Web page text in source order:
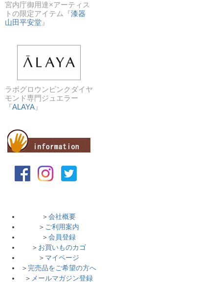
宮内庁御用達×アーティス
トの限定アイテム『漆器
山田平安堂 』
ラボグロウンピンクダイヤ
モンド専門ジュエラー
『ALAYA 』
＞会社概要
＞ ご利用案内
＞会員登録
＞ お買いものカゴ
＞ マイページ
＞ 完売品をご希望の方へ
＞ メールマガジン登録